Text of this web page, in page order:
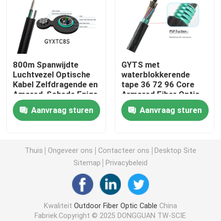
FTTH Drop kabel
de losse optische kabel van de buisvezel
ADSS-Vezel Optische Kabel
de multi optische kabel van de bundelvezel
Gepantserde Vezel Optische Kabel
opgw vezel optische kabel
de gezamenlijke sluiting van de optische vezelkabel
800m Spanwijdte
Luchtvezel Optische
Kabel Zelfdragende en
Amored-Schede Enige
wijze voor de
Binnenschacht/het
bouwen van bedrading
Aanvraag sturen
GYTS met
waterblokkerende
tape 36 72 96 Core
Armored Fiber Optic
Cable voor het
aansluiten van
communicatieapparatuur
Aanvraag sturen
Thuis Ongeveer ons Contacteer ons
Desktop Site
Sitemap
Privacybeleid
Kwaliteit Outdoor Fiber Optic Cable China
Fabriek.Copyright © 2025 DONGGUAN TW-SCIE